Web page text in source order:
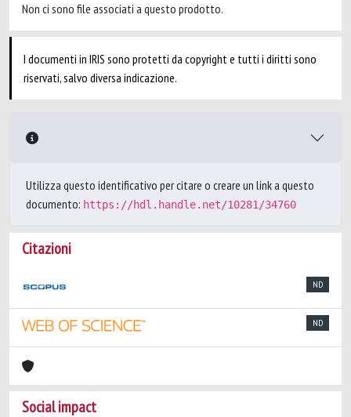
Non ci sono file associati a questo prodotto.
I documenti in IRIS sono protetti da copyright e tutti i diritti sono
riservati, salvo diversa indicazione.
Utilizza questo identificativo per citare o creare un link a questo
documento: https://hdl.handle.net/10281/34760
Citazioni
ND
ND
Social impact